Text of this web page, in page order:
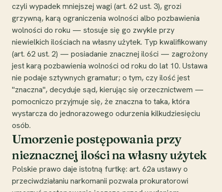
czyli wypadek mniejszej wagi (art. 62 ust. 3), grozi
grzywną, karą ograniczenia wolności albo pozbawienia
wolności do roku — stosuje się go zwykle przy
niewielkich ilościach na własny użytek. Typ kwalifikowany
(art. 62 ust. 2) — posiadanie znacznej ilości — zagrożony
jest karą pozbawienia wolności od roku do lat 10. Ustawa
nie podaje sztywnych gramatur; o tym, czy ilość jest
"znaczna", decyduje sąd, kierując się orzecznictwem —
pomocniczo przyjmuje się, że znaczna to taka, która
wystarcza do jednorazowego odurzenia kilkudziesięciu
osób.
Umorzenie postępowania przy
nieznacznej ilości na własny użytek
Polskie prawo daje istotną furtkę: art. 62a ustawy o
przeciwdziałaniu narkomanii pozwala prokuratorowi